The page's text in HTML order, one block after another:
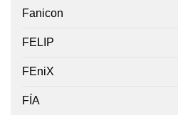
Fanicon
FELIP
FEniX
FÍA